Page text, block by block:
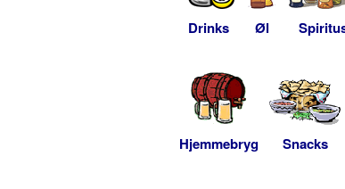
Drinks Øl
Hjemmebryg Snacks